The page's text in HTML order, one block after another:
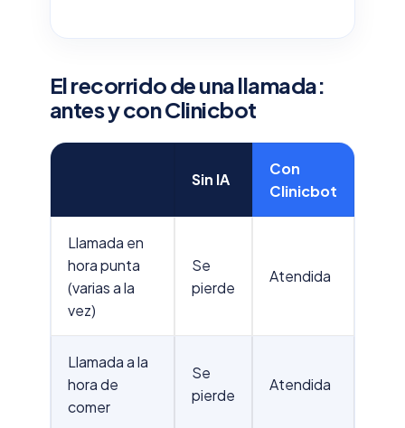
El recorrido de una llamada:
antes y con Clinicbot
Sin IA
Con
Clinicbot
Llamada en
hora punta
(varias a la
vez)
Se
pierde
Atendida
Llamada a la
hora de
comer
Se
pierde
Atendida